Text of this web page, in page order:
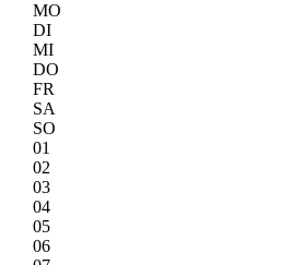
MO
DI
MI
DO
FR
SA
SO
01
02
03
04
05
06